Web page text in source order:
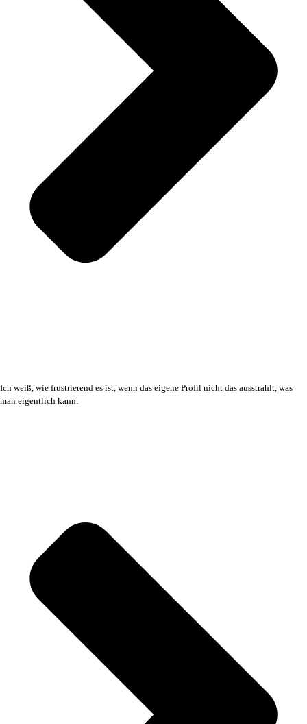
Ich weiß, wie frustrierend es ist, wenn das eigene Profil nicht das ausstrahlt, was
man eigentlich kann.